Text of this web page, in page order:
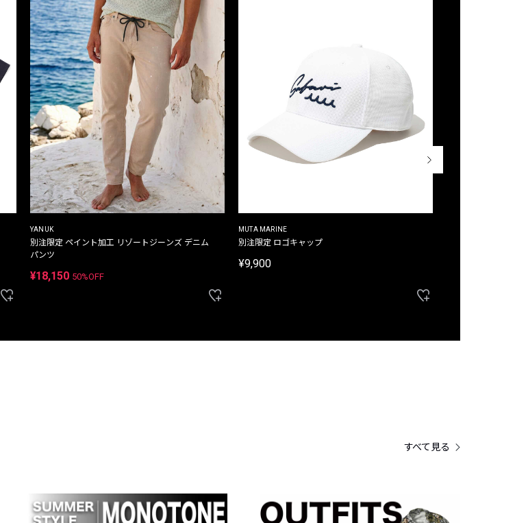
YANUK
別注限定 ペイント加工 リゾートジーンズ デニム
パンツ
¥18,150 50%OFF
MUTA MARINE
別注限定 ロゴキャップ
¥9,900
すべて見る